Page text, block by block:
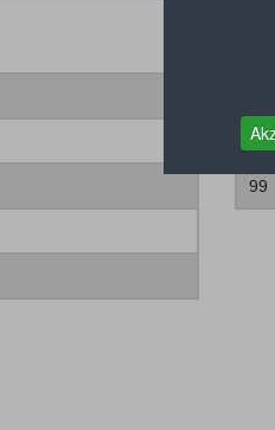
40
99